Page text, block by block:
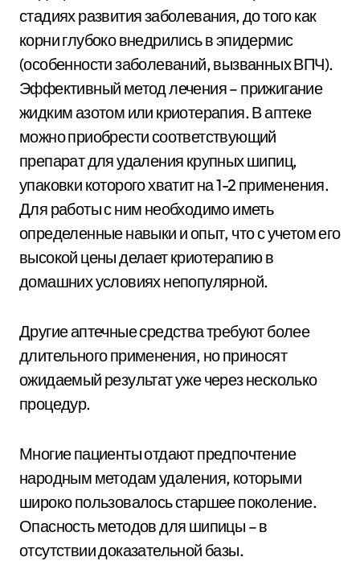
стадиях развития заболевания, до того как
корни глубоко внедрились в эпидермис
(особенности заболеваний, вызванных ВПЧ).
Эффективный метод лечения – прижигание
жидким азотом или криотерапия. В аптеке
можно приобрести соответствующий
препарат для удаления крупных шипиц,
упаковки которого хватит на 1-2 применения.
Для работы с ним необходимо иметь
определенные навыки и опыт, что с учетом его
высокой цены делает криотерапию в
домашних условиях непопулярной.
Другие аптечные средства требуют более
длительного применения, но приносят
ожидаемый результат уже через несколько
процедур.
Многие пациенты отдают предпочтение
народным методам удаления, которыми
широко пользовалось старшее поколение.
Опасность методов для шипицы – в
отсутствии доказательной базы.